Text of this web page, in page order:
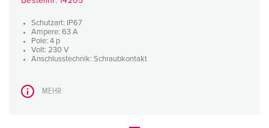
Schutzart: IP67
Ampere: 63 A
Pole: 4 p
Volt: 230 V
Anschlusstechnik: Schraubkontakt
MEHR